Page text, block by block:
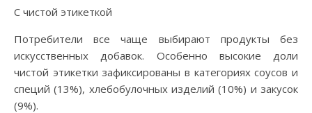
С чистой этикеткой
Потребители все чаще выбирают продукты без
искусственных добавок. Особенно высокие доли
чистой этикетки зафиксированы в категориях соусов и
специй (13%), хлебобулочных изделий (10%) и закусок
(9%).